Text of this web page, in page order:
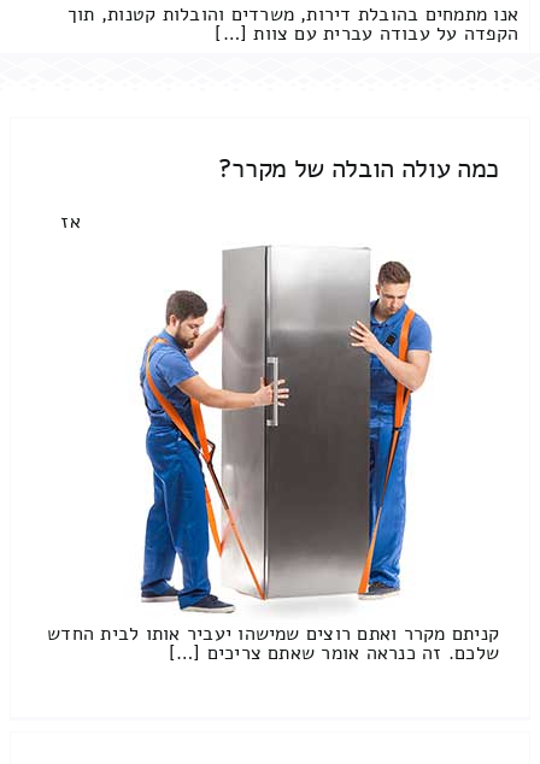
אנו מתמחים בהובלת דירות, משרדים והובלות קטנות, תוך
הקפדה על עבודה עברית עם צוות […]
כמה עולה הובלה של מקרר?
אז
קניתם מקרר ואתם רוצים שמישהו יעביר אותו לבית החדש
שלכם. זה כנראה אומר שאתם צריכים […]